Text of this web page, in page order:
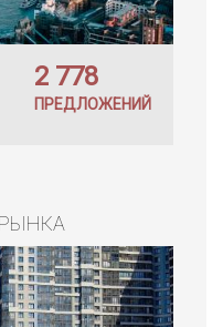
2 778
ПРЕДЛОЖЕНИЙ